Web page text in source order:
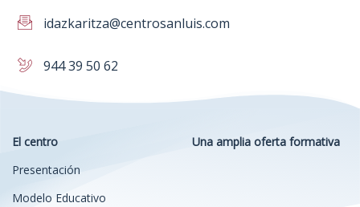
idazkaritza@centrosanluis.com
944 39 50 62
El centro
Presentación
Modelo Educativo
Una amplia oferta formativa